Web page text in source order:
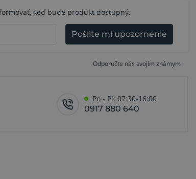
keď bude produkt dostupný.
Pošlite mi upozornenie
Odporučte nás svojím známym
Po - Pi: 07:30-16:00
0917 880 640